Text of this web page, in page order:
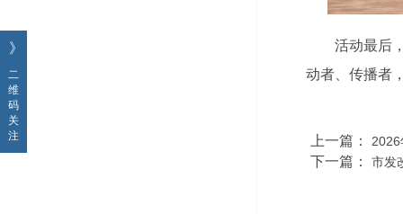
活动最后
动者、传播者
上一篇： 2026
下一篇： 市发
》
二
维
码
关
注